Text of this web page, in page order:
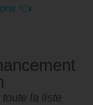
👈
la liste